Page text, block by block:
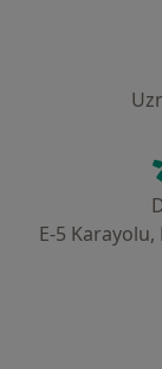
E-5